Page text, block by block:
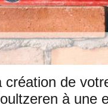
création de
à une